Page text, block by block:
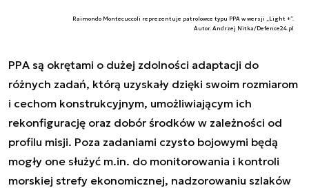
Raimondo Montecuccoli reprezentuje patrolowce typu PPA w wersji „Light +”.
Autor. Andrzej Nitka/Defence24.pl
PPA są okrętami o dużej zdolności adaptacji do
różnych zadań, którą uzyskały dzięki swoim rozmiarom
i cechom konstrukcyjnym, umożliwiającym ich
rekonfigurację oraz dobór środków w zależności od
profilu misji. Poza zadaniami czysto bojowymi będą
mogły one służyć m.in. do monitorowania i kontroli
morskiej strefy ekonomicznej, nadzorowaniu szlaków